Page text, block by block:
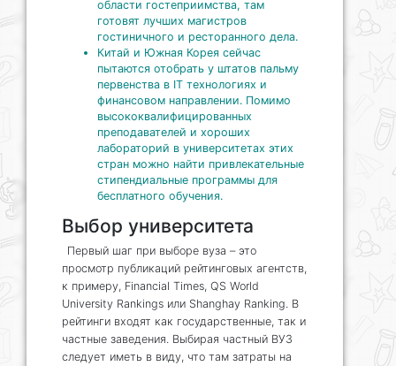
области гостеприимства, там
готовят лучших магистров
гостиничного и ресторанного дела.
Китай и Южная Корея сейчас
пытаются отобрать у штатов пальму
первенства в IT технологиях и
финансовом направлении. Помимо
высококвалифицированных
преподавателей и хороших
лабораторий в университетах этих
стран можно найти привлекательные
стипендиальные программы для
бесплатного обучения.
Выбор университета
Первый шаг при выборе вуза – это
просмотр публикаций рейтинговых агентств,
к примеру, Financial Times, QS World
University Rankings или Shanghay Ranking. В
рейтинги входят как государственные, так и
частные заведения. Выбирая частный ВУЗ
следует иметь в виду, что там затраты на